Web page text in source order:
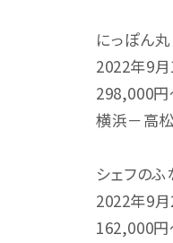
にっぽん
2022年9月
298,000
横浜－高
シェフの
2022年9月
162,000